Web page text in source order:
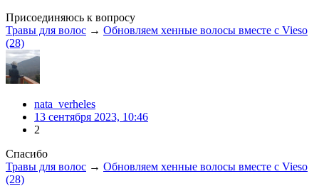
Присоединяюсь к вопросу
Травы для волос → Обновляем хенные волосы вместе с Vieso
(28)
nata_verheles
13 сентября 2023, 10:46
2
Спасибо
Травы для волос → Обновляем хенные волосы вместе с Vieso
(28)